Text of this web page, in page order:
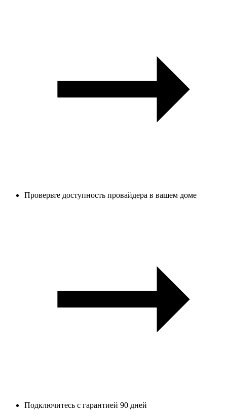
Проверьте доступность провайдера в вашем доме
Подключитесь с гарантией 90 дней